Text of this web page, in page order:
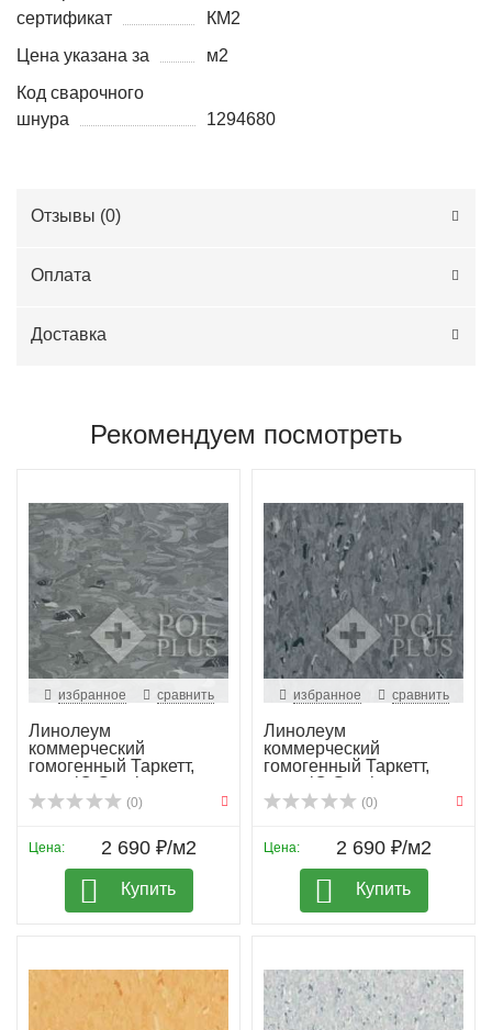
сертификат
КМ2
Цена указана за
м2
Код сварочного
шнура
1294680
Отзывы (0)
Оплата
Доставка
Рекомендуем посмотреть
избранное сравнить
Линолеум
коммерческий
гомогенный Таркетт,
колл. iQ Granit...
(0)
Цена: 2 690 ₽/м2
Купить
избранное сравнить
Линолеум
коммерческий
гомогенный Таркетт,
колл. iQ Granit...
(0)
Цена: 2 690 ₽/м2
Купить